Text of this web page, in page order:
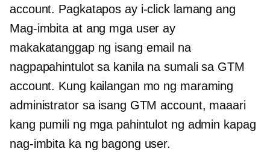
account. Pagkatapos ay i-click lamang ang
Mag-imbita at ang mga user ay
makakatanggap ng isang email na
nagpapahintulot sa kanila na sumali sa GTM
account. Kung kailangan mo ng maraming
administrator sa isang GTM account, maaari
kang pumili ng mga pahintulot ng admin kapag
nag-imbita ka ng bagong user.